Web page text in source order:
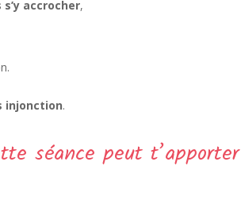
accrocher,
injonction.
séance peut t’apporter